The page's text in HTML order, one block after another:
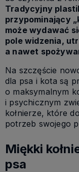
Tradycyjny
przypominający
może wydawać
pole widzenia,
a nawet
Na szczęście
dla psa i kota są
o maksymalnym
i psychicznym
kołnierze, które
potrzeb swojego
Miękki
psa